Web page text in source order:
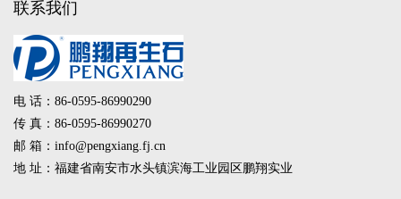
联系我们
电 话：86-0595-86990290
传 真：86-0595-86990270
邮 箱：info@pengxiang.fj.cn
地 址：福建省南安市水头镇滨海工业园区鹏翔实业